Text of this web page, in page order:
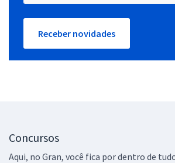
Receber novidades
Concursos
Aqui, no Gran, você fica por dentro de